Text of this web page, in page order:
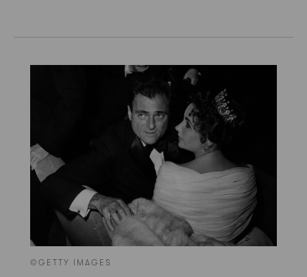
©GETTY IMAGES